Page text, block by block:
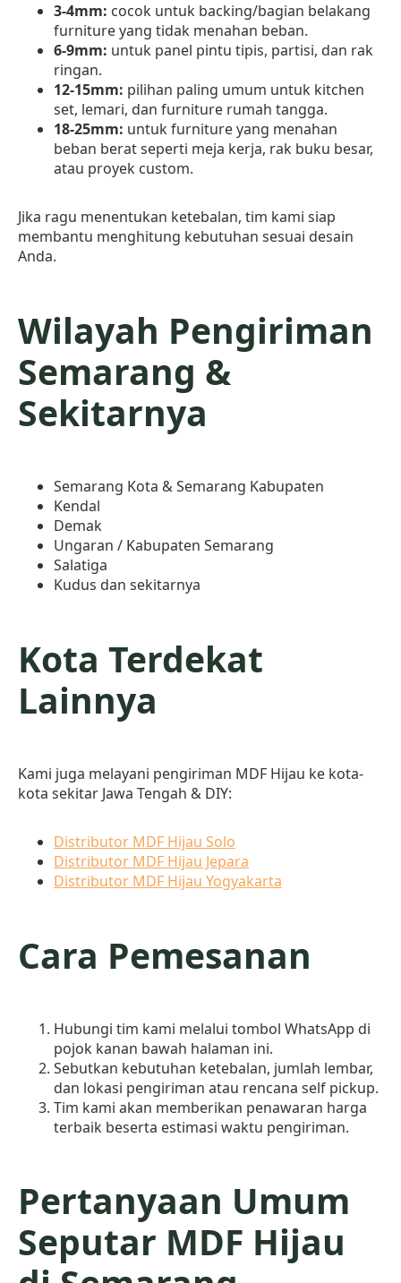
3-4mm: cocok untuk backing/bagian belakang
furniture yang tidak menahan beban.
6-9mm: untuk panel pintu tipis, partisi, dan rak
ringan.
12-15mm: pilihan paling umum untuk kitchen
set, lemari, dan furniture rumah tangga.
18-25mm: untuk furniture yang menahan
beban berat seperti meja kerja, rak buku besar,
atau proyek custom.
Jika ragu menentukan ketebalan, tim kami siap
membantu menghitung kebutuhan sesuai desain
Anda.
Wilayah Pengiriman
Semarang &
Sekitarnya
Semarang Kota & Semarang Kabupaten
Kendal
Demak
Ungaran / Kabupaten Semarang
Salatiga
Kudus dan sekitarnya
Kota Terdekat
Lainnya
Kami juga melayani pengiriman MDF Hijau ke kota-
kota sekitar Jawa Tengah & DIY:
Distributor MDF Hijau Solo
Distributor MDF Hijau Jepara
Distributor MDF Hijau Yogyakarta
Cara Pemesanan
Hubungi tim kami melalui tombol WhatsApp di
pojok kanan bawah halaman ini.
Sebutkan kebutuhan ketebalan, jumlah lembar,
dan lokasi pengiriman atau rencana self pickup.
Tim kami akan memberikan penawaran harga
terbaik beserta estimasi waktu pengiriman.
Pertanyaan Umum
Seputar MDF Hijau